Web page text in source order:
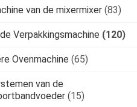
van de mixermixer (83)
Verpakkingsmachine (120)
Ovenmachine (65)
van de
(15)